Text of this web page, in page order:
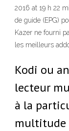
2016 at 19 h 22
de guide (EPG)
Kazer ne fourni
les meilleurs
Kodi ou
lecteur
à la
multitude